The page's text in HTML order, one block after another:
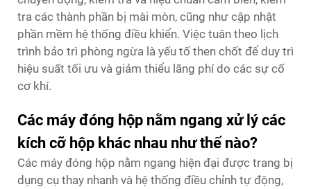
tra các thành phần bị mài mòn, cũng như cập nhật
phần mềm hệ thống điều khiển. Việc tuân theo lịch
trình bảo trì phòng ngừa là yếu tố then chốt để duy trì
hiệu suất tối ưu và giảm thiểu lãng phí do các sự cố
cơ khí.
Các máy đóng hộp nằm ngang xử lý các
kích cỡ hộp khác nhau như thế nào?
Các máy đóng hộp nằm ngang hiện đại được trang bị
dụng cụ thay nhanh và hệ thống điều chỉnh tự động,